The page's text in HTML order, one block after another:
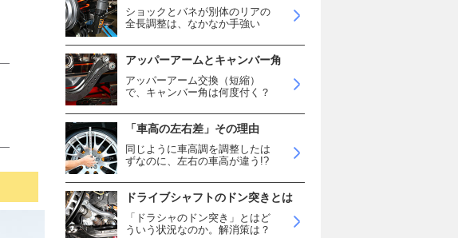
ショックとバネが別体のリアの
全長調整は、なかなか手強い
アッパーアームとキャンバー角
アッパーアーム交換（短縮）
で、キャンバー角は何度付く？
「車高の左右差」その理由
同じように車高調を調整したは
ずなのに、左右の車高が違う!?
ドライブシャフトのドン突きとは
「ドラシャのドン突き」とはど
ういう状況なのか。解消策は？